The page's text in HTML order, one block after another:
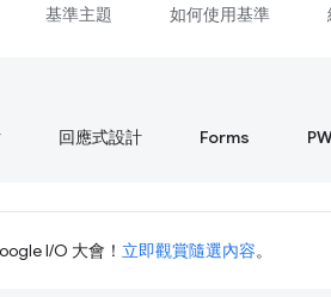
基準主題 如何使用基準
回應式設計 Forms
I/O 大會！ 立即觀賞隨選內容。